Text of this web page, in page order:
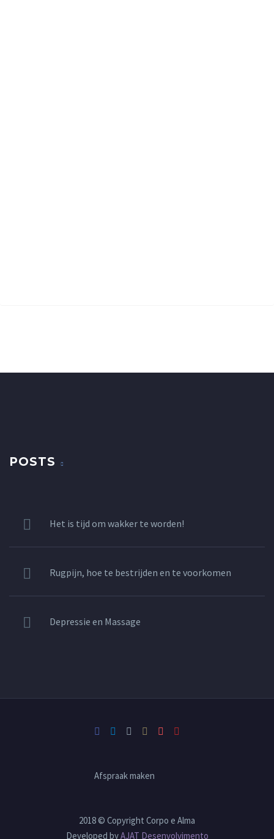
POSTS
Het is tijd om wakker te worden!
Rugpijn, hoe te bestrijden en te voorkomen
Depressie en Massage
Afspraak maken
2018 © Copyright Corpo e Alma
Developed byAJAT Desenvolvimento